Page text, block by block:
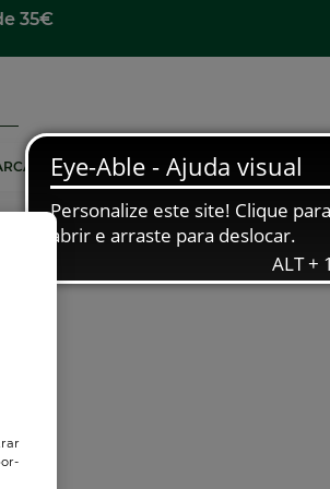
35€
TORNA-TE AFILIADO ÁREA RESERVADA